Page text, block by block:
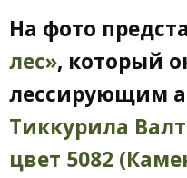
На фото
лес», который
лессирующим
Тиккурила
цвет 5082